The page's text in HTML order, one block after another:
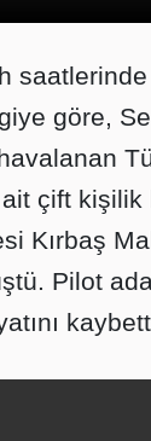
göre,
çift kişilik
Kırbaş
Pilot